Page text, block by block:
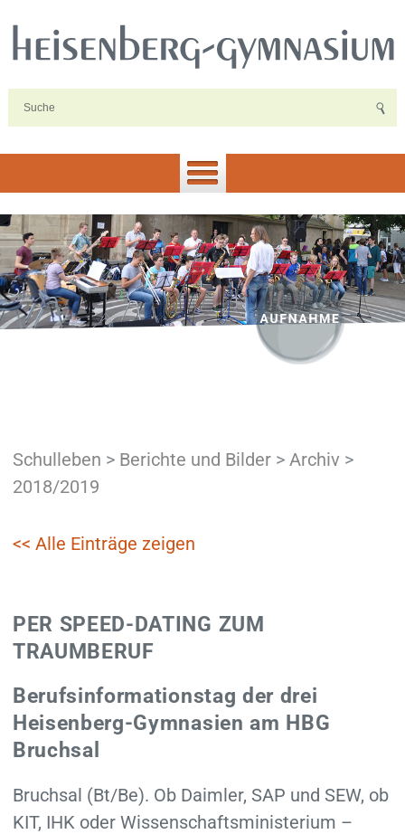
Schulleben > Berichte und Bilder> Archiv >
2018/2019
<< Alle Einträge zeigen
PER SPEED-DATING ZUM
TRAUMBERUF
Berufsinformationstag der drei
Heisenberg-Gymnasien am HBG
Bruchsal
Bruchsal (Bt/Be). Ob Daimler, SAP und SEW, ob
KIT, IHK oder Wissenschaftsministerium –